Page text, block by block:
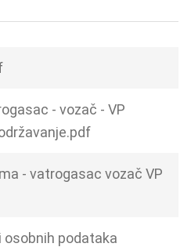
- vozač - VP
- vatrogasac vozač VP
osobnih podataka